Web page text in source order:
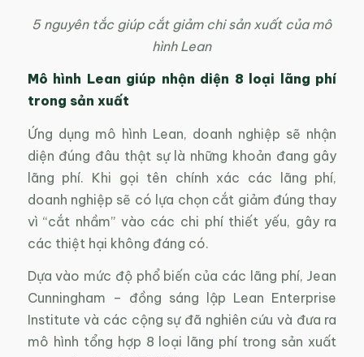
5 nguyên tắc giúp cắt giảm chi sản xuất của mô
hình Lean
Mô hình Lean giúp nhận diện 8 loại lãng phí
trong sản xuất
Ứng dụng mô hình Lean, doanh nghiệp sẽ nhận
diện đúng đâu thật sự là những khoản đang gây
lãng phí. Khi gọi tên chính xác các lãng phí,
doanh nghiệp sẽ có lựa chọn cắt giảm đúng thay
vì “cắt nhầm” vào các chi phí thiết yếu, gây ra
các thiệt hại không đáng có.
Dựa vào mức độ phổ biến của các lãng phí, Jean
Cunningham – đồng sáng lập Lean Enterprise
Institute và các cộng sự đã nghiên cứu và đưa ra
mô hình tổng hợp 8 loại lãng phí trong sản xuất